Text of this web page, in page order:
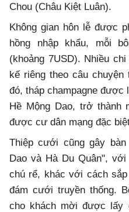
Chou (Châu Kiệt Luân).
Không gian hôn lễ được
hồng nhập khẩu, mỗi
(khoảng 7USD). Nhiều
kế riêng theo câu
đó, tháp champagne được
Hề Mộng Dao, trở thành
được cư dân mạng đặc
Thiệp cưới cũng gây
Dao và Hà Du Quân",
chú rể, khác với cách
đám cưới truyền thống.
cho khách mời được lấy